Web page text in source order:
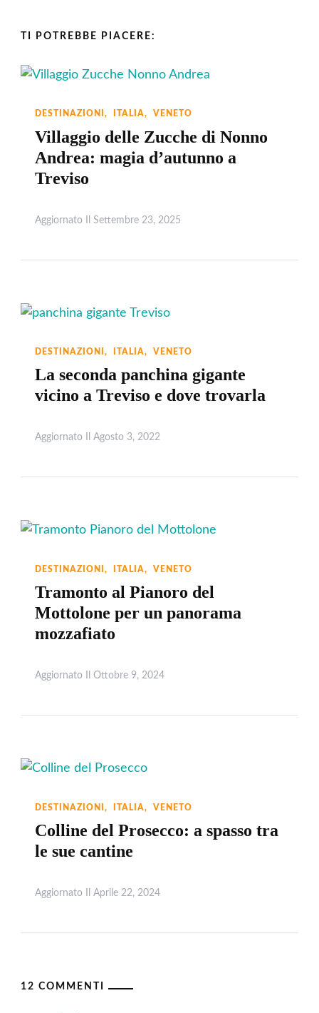
TI POTREBBE PIACERE:
DESTINAZIONI ITALIA VENETO
Villaggio delle Zucche di Nonno
Andrea: magia d’autunno a
Treviso
Aggiornato Il Settembre 23, 2025
DESTINAZIONI ITALIA VENETO
La seconda panchina gigante
vicino a Treviso e dove trovarla
Aggiornato Il Agosto 3, 2022
DESTINAZIONI ITALIA VENETO
Tramonto al Pianoro del
Mottolone per un panorama
mozzafiato
Aggiornato Il Ottobre 9, 2024
DESTINAZIONI ITALIA VENETO
Colline del Prosecco: a spasso tra
le sue cantine
Aggiornato Il Aprile 22, 2024
12 COMMENTI